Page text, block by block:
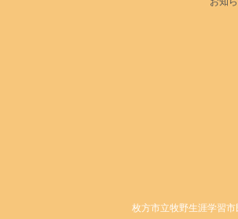
枚方市立牧野生涯学習